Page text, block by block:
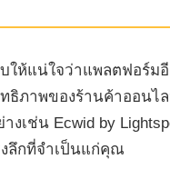
ให้แน่ใจว่าแพลตฟอร์ม
ธิภาพของร้านค้าออน
งเช่น Ecwid by
ลึกที่จำเป็นแก่คุณ